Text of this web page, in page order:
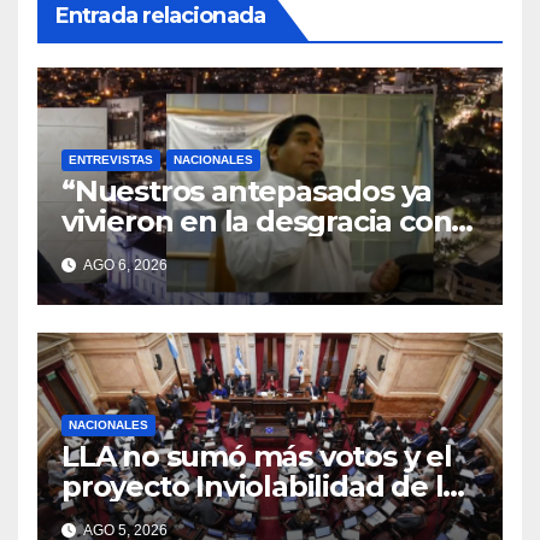
Entrada relacionada
ENTREVISTAS NACIONALES
“Nuestros antepasados ya
vivieron en la desgracia con
la Forestal algo que quizás se
repita”
AGO 6, 2026
NACIONALES
LLA no sumó más votos y el
proyecto Inviolabilidad de la
Propiedad Privada corre
AGO 5, 2026